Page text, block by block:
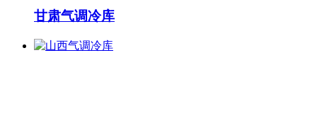
甘肃气调冷库